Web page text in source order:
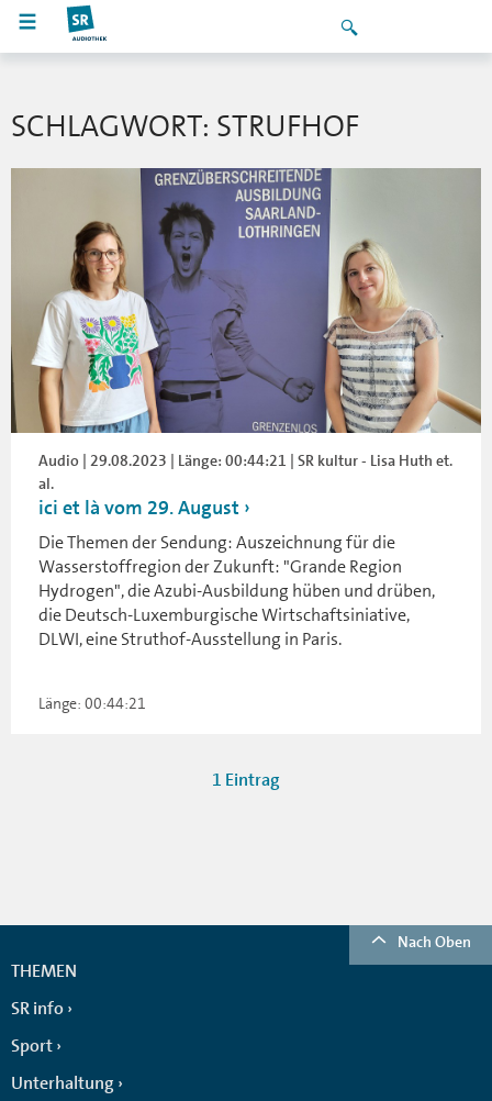
SCHLAGWORT: STRUFHOF
Audio | 29.08.2023 | Länge: 00:44:21 | SR kultur - Lisa Huth et.
al.
ici et là vom 29. August
Die Themen der Sendung: Auszeichnung für die
Wasserstoffregion der Zukunft: "Grande Region
Hydrogen", die Azubi-Ausbildung hüben und drüben,
die Deutsch-Luxemburgische Wirtschaftsiniative,
DLWI, eine Struthof-Ausstellung in Paris.
Länge: 00:44:21
1 Eintrag
Nach Oben
THEMEN
SR info
Sport
Unterhaltung